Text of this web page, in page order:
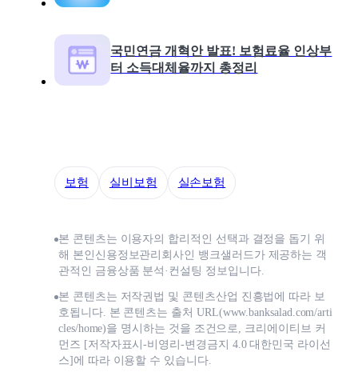
국민연금 개혁안 발표! 보험료율 인상부
터 소득대체율까지 총정리
보험 실비보험 실손보험
본 콘텐츠는 이용자의 합리적인 선택과 결정을 돕기 위
해 본인신용정보관리회사인 뱅크샐러드가 제공하는 객
관적인 금융상품 분석·컨설팅 정보입니다.
본 콘텐츠는 저작권법 및 콘텐츠산업 진흥법에 따라 보
호됩니다. 본 콘텐츠는 출처 URL(www.banksalad.com/arti
cles/home)을 명시하는 것을 조건으로, 크리에이티브 커
먼즈 [저작자표시-비영리-변경금지 4.0 대한민국 라이선
스]에 따라 이용할 수 있습니다.